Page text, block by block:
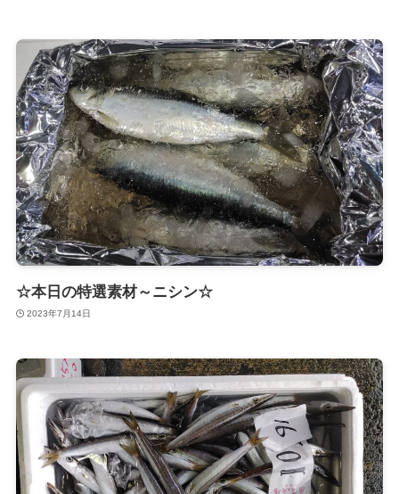
☆本日の特選素材～ニシン☆
2023年7月14日